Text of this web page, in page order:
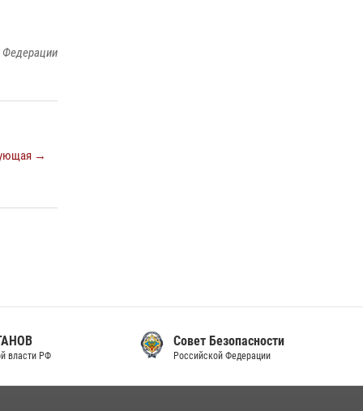
Федерации
→
Совет Безопасности
Российской Федерации